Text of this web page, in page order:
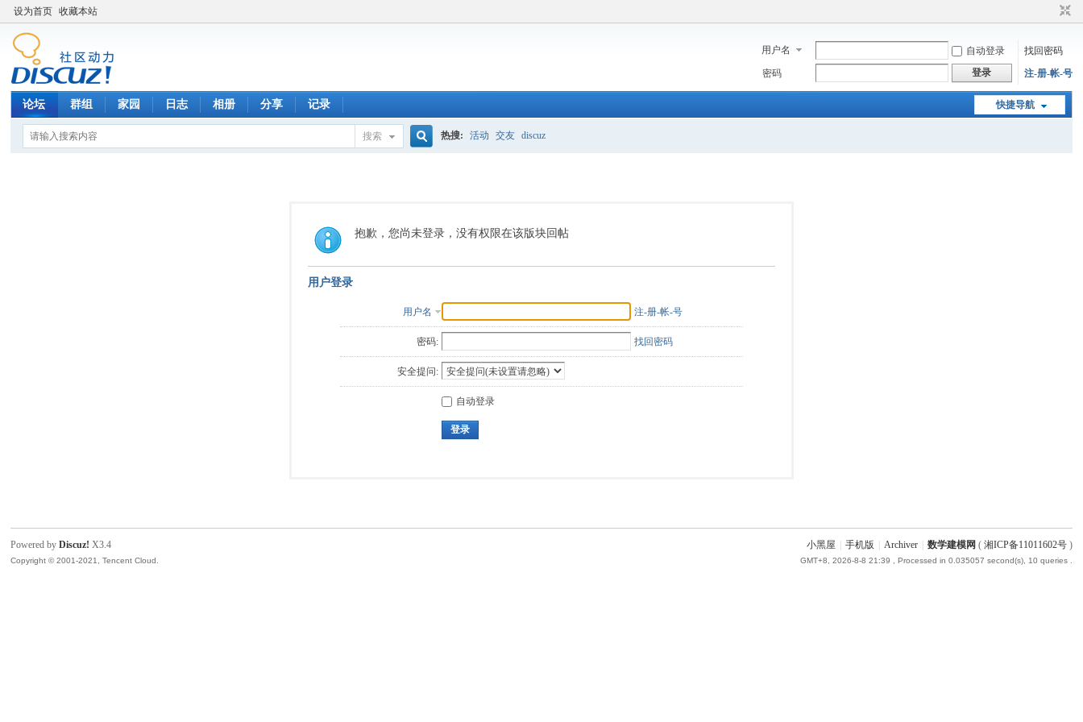
设为首页 收藏本站
用户名 自动登录
找回密码
密码
登录 注-册-帐-号
快捷导航
论坛 群组 家园 日志 相册 分享 记录
搜索
索
热搜: 活动 交友 discuz
抱歉，您尚未登录，没有权限在该版块回帖
用户登录
用户名 注-册-帐-号
密码: 找回密码
安全提问:
自动登录
登录
小黑屋 手机版 Archiver 数学建模网 ( 湘ICP备11011602号)
GMT+8, 2026-8-8 21:39 , Processed in 0.035057 second(s), 10 queries .
Powered byDiscuz! X3.4
Copyright © 2001-2021, Tencent Cloud.